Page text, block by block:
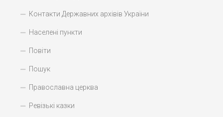
Контакти Державних архівів України
Населені пункти
Повіти
Пошук
Православна церква
Ревізькі казки